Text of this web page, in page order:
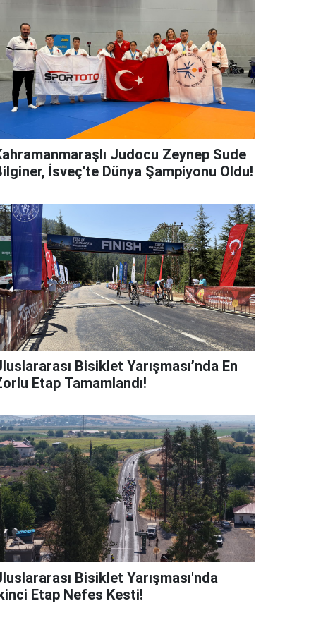
Judocu Zeynep Sude
İsveç'te Dünya Şampiyonu Oldu!
Bisiklet Yarışması’nda En
Etap Tamamlandı!
Bisiklet Yarışması'nda
Etap Nefes Kesti!